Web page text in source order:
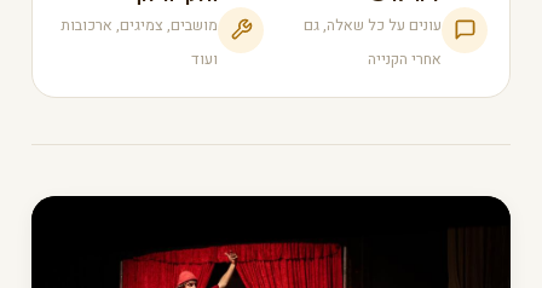
עונים על כל שאלה, גם
אחרי הקנייה
מושבים, צמיגים, ארכובות
ועוד